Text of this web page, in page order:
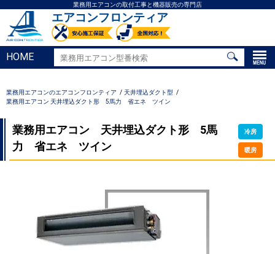
業務用エアコンの取付工事と機器販売の専門店
エアコンフロンティア
HOME
業務用エアコンのエアコンフロンティア
天井埋込ダクト型
業務用エアコン 天井埋込ダクト形 5馬力 省エネ ツイン
業務用エアコン 天井埋込ダクト形 5馬
力 省エネ ツイン
冷房
暖房